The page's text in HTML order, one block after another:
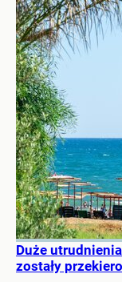
Duże
zostały